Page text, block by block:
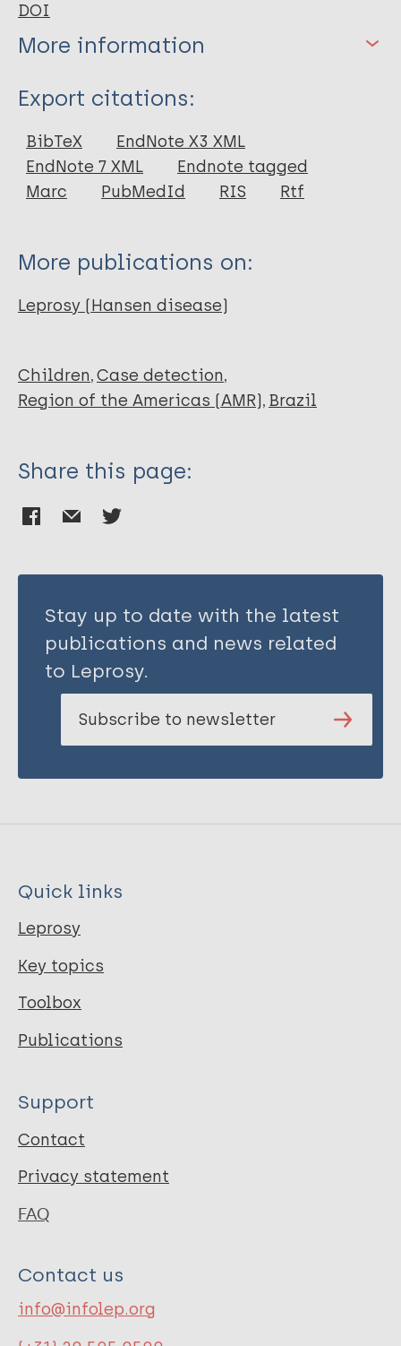
DOI
More information
Type
Journal Article
Author
Freitas BHBM
Export citations:
BibTeX
EndNote X3 XML
EndNote 7 XML
Endnote tagged
Marc
PubMedId RIS Rtf
More publications on:
Leprosy (Hansen disease)
Children Case detection
Region of the Americas (AMR) Brazil
Share this page:
Stay up to date with the latest
publications and news related
to Leprosy.
Subscribe to newsletter
Quick links
Leprosy
Key topics
Toolbox
Publications
Support
Contact
Privacy statement
FAQ
Contact us
info@infolep.org